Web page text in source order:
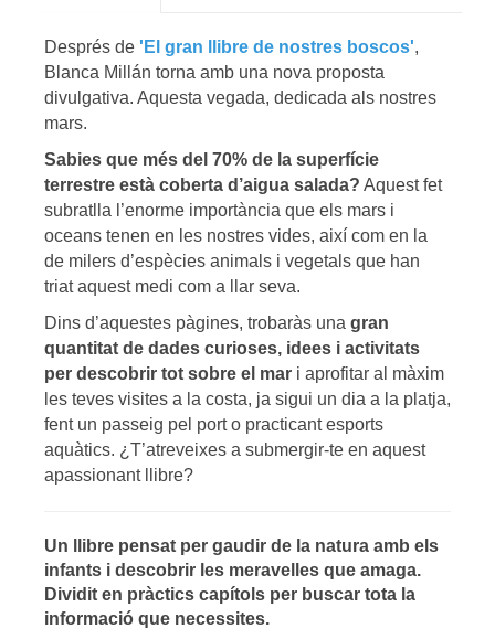
Després de 'El gran llibre de nostres boscos',
Blanca Millán torna amb una nova proposta
divulgativa. Aquesta vegada, dedicada als nostres
mars.
Sabies que més del 70% de la superfície
terrestre està coberta d’aigua salada? Aquest fet
subratlla l’enorme importància que els mars i
oceans tenen en les nostres vides, així com en la
de milers d’espècies animals i vegetals que han
triat aquest medi com a llar seva.
Dins d’aquestes pàgines, trobaràs una gran
quantitat de dades curioses, idees i activitats
per descobrir tot sobre el mar i aprofitar al màxim
les teves visites a la costa, ja sigui un dia a la platja,
fent un passeig pel port o practicant esports
aquàtics. ¿T’atreveixes a submergir-te en aquest
apassionant llibre?
Un llibre pensat per gaudir de la natura amb els
infants i descobrir les meravelles que amaga.
Dividit en pràctics capítols per buscar tota la
informació que necessites.